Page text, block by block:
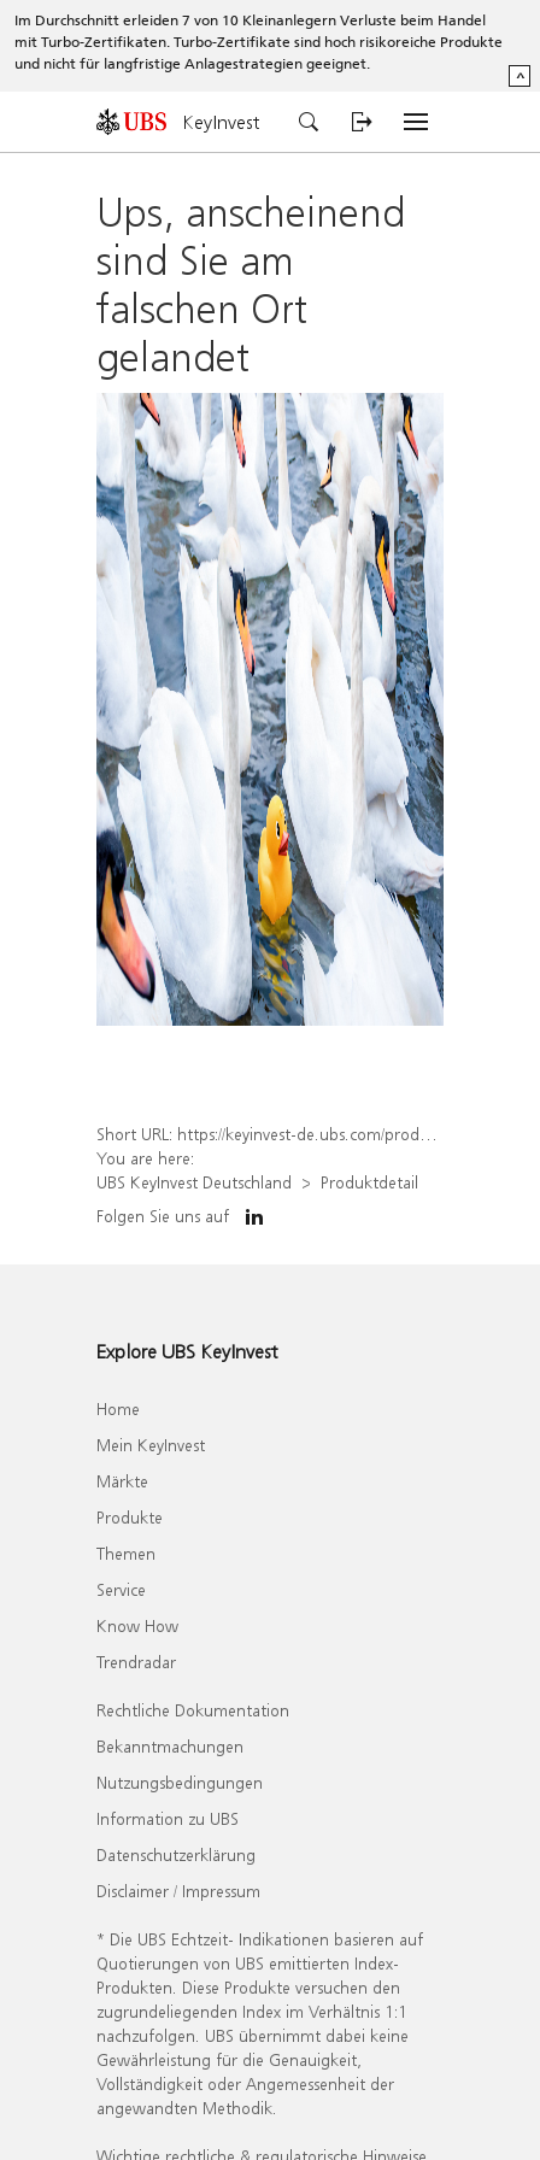
Im Durchschnitt erleiden 7 von 10 Kleinanlegern Verluste beim Handel
mit Turbo-Zertifikaten. Turbo-Zertifikate sind hoch risikoreiche Produkte
und nicht für langfristige Anlagestrategien geeignet.
^
KeyInvest
Ups, anscheinend
sind Sie am
falschen Ort
gelandet
Short URL: https://keyinvest-de.ubs.com/produkt/detail/index/isin/DE000WA4SZF1
You are here:
UBS KeyInvest Deutschland
Produktdetail
Folgen Sie uns auf
Explore UBS KeyInvest
Home
Mein KeyInvest
Märkte
Produkte
Themen
Service
Know How
Trendradar
Rechtliche Dokumentation
Bekanntmachungen
Nutzungsbedingungen
Information zu UBS
Datenschutzerklärung
Disclaimer / Impressum
* Die UBS Echtzeit- Indikationen basieren auf
Quotierungen von UBS emittierten Index-
Produkten. Diese Produkte versuchen den
zugrundeliegenden Index im Verhältnis 1:1
nachzufolgen. UBS übernimmt dabei keine
Gewährleistung für die Genauigkeit,
Vollständigkeit oder Angemessenheit der
angewandten Methodik.